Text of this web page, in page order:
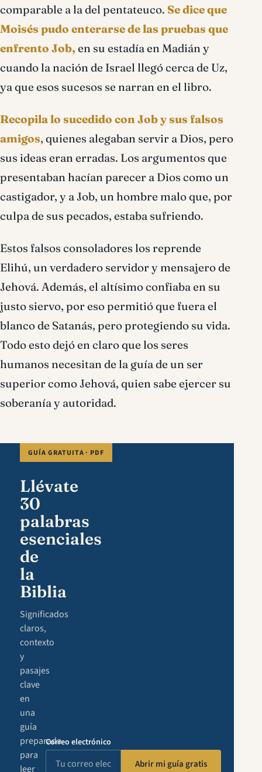
comparable a la del pentateuco. Se dice que
Moisés pudo enterarse de las pruebas que
enfrento Job, en su estadía en Madián y
cuando la nación de Israel llegó cerca de Uz,
ya que esos sucesos se narran en el libro.
Recopila lo sucedido con Job y sus falsos
amigos, quienes alegaban servir a Dios, pero
sus ideas eran erradas. Los argumentos que
presentaban hacían parecer a Dios como un
castigador, y a Job, un hombre malo que, por
culpa de sus pecados, estaba sufriendo.
Estos falsos consoladores los reprende
Elihú, un verdadero servidor y mensajero de
Jehová. Además, el altísimo confiaba en su
justo siervo, por eso permitió que fuera el
blanco de Satanás, pero protegiendo su vida.
Todo esto dejó en claro que los seres
humanos necesitan de la guía de un ser
superior como Jehová, quien sabe ejercer su
soberanía y autoridad.
GUÍA GRATUITA · PDF
Llévate
30
palabras
esenciales
de
la
Biblia
Significados
claros,
contexto
y
pasajes
clave
en
una
guía
preparada
para
leer
Correo electrónico
Abrir mi guía gratis